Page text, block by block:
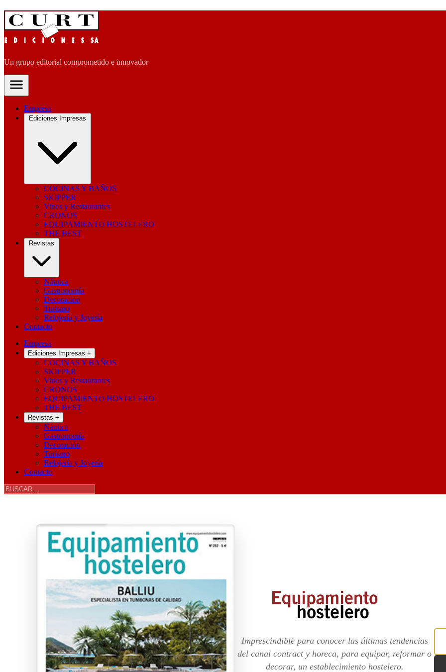
Un grupo editorial comprometido e innovador
Empresa
Ediciones Impresas
COCINAS Y BAÑOS
SKIPPER
Vinos y Restaurantes
CRONOS
EQUIPAMIENTO HOSTELERO
THE BEST
Revistas
Náutica
Gastronomía
Decoración
Turismo
Relojería y Joyería
Contacto
Empresa
Ediciones Impresas +
COCINAS Y BAÑOS
SKIPPER
Vinos y Restaurantes
CRONOS
EQUIPAMIENTO HOSTELERO
THE BEST
Revistas +
Náutica
Gastronomía
Decoración
Turismo
Relojería y Joyería
Contacto
Imprescindible para conocer las últimas tendencias
del canal contract y horeca, para equipar, reformar o
decorar, un establecimiento hostelero.